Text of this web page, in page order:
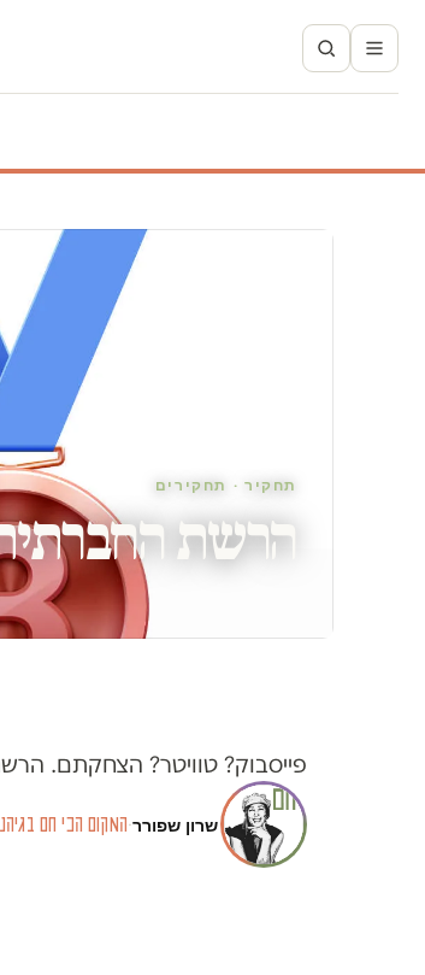
תחקיר · תחקירים
הרשת
פייסבוק? טוויטר? הצחקתם.
שרון שפורר·המקום הכי חם